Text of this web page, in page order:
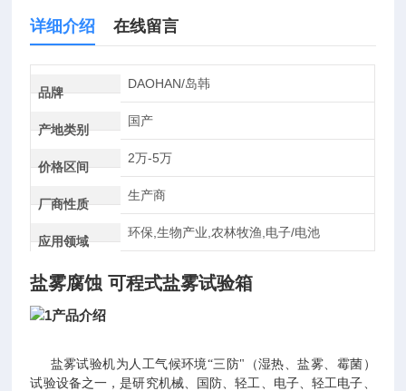
详细介绍 在线留言
品牌
DAOHAN/岛韩
产地类别
国产
价格区间
2万-5万
厂商性质
生产商
应用领域
环保,生物产业,农林牧渔,电子/电池
盐雾腐蚀 可程式盐雾试验箱
盐雾试验机为人工气候环境“三防"（湿热、盐雾、霉菌）
试验设备之一，是研究机械、国防、轻工、电子、轻工电子、